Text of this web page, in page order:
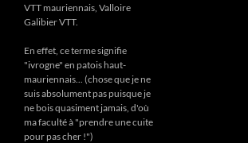
VTT mauriennais, Valloire
Galibier VTT.
En effet, ce terme signifie
"ivrogne" en patois haut-
mauriennais... (chose que je ne
suis absolument pas puisque je
ne bois quasiment jamais, d'où
ma faculté à "prendre une cuite
pour pas cher !")